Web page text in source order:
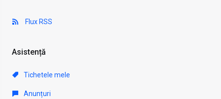
Flux RSS
Asistență
Tichetele mele
Anunțuri